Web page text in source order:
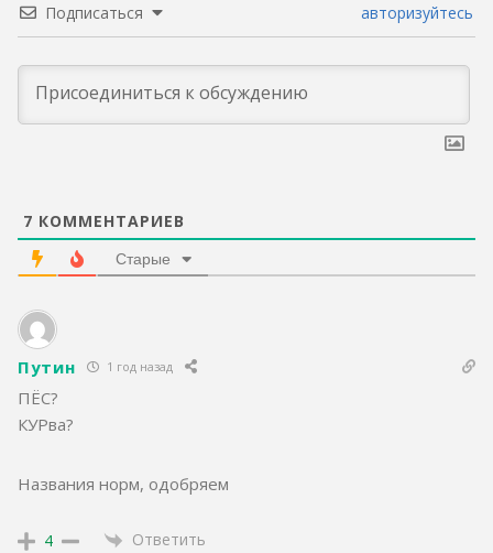
Подписаться авторизуйтесь
7 КОММЕНТАРИЕВ
Старые
Путин 1 год назад
ПЁС?
КУРва?
Названия норм, одобряем
4 Ответить